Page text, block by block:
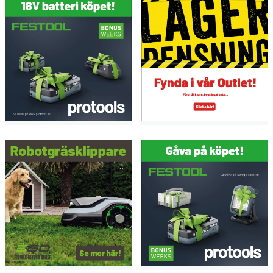
sågkedjeolja 250 ml
7,5 m anslutningskabel
SYSTAINER SYS 5 T-LOC
Service all-inclusive. Ingår varje gång du köper ett
Festool-verktyg.